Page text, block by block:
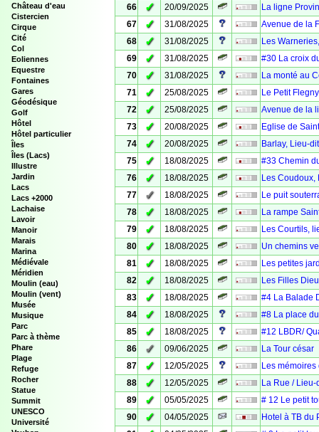
Château d'eau
Cistercien
Cirque
Cité
Col
Eoliennes
Equestre
Fontaines
Gares
Géodésique
Golf
Hôtel
Hôtel particulier
Îles
Îles (Lacs)
Illustre
Jardin
Lacs
Lacs +2000
Lachaise
Lavoir
Manoir
Marais
Marina
Médiévale
Méridien
Moulin (eau)
Moulin (vent)
Musée
Musique
Parc
Parc à thème
Phare
Plage
Refuge
Rocher
Statue
Summit
UNESCO
Université
66
✓ 20/09/2025
La ligne
67
✓ 31/08/2025
Avenue de la
68
✓ 31/08/2025
Les
69
✓ 31/08/2025
#30 La croix
70
✓ 31/08/2025
La monté au
71
✓ 25/08/2025
Le Petit Flegny
72
✓ 25/08/2025
Avenue de la
73
✓ 20/08/2025
Eglise de
74
✓ 20/08/2025
Barlay, Lieu-
75
✓ 18/08/2025
#33 Chemin
76
✓ 18/08/2025
Les Coudoux,
77
✓ 18/08/2025
Le puit
78
✓ 18/08/2025
La rampe
79
✓ 18/08/2025
Les Courtils,
80
✓ 18/08/2025
Un chemins
81
✓ 18/08/2025
Les petites
82
✓ 18/08/2025
Les Filles
83
✓ 18/08/2025
#4 La Balade
84
✓ 18/08/2025
#8 La place
85
✓ 18/08/2025
#12 LBDR/
86
✓ 09/06/2025
La Tour césar
87
✓ 12/05/2025
Les
88
✓ 12/05/2025
La Rue /
89
✓ 05/05/2025
# 12 Le petit
90
✓ 04/05/2025
Hotel à TB du